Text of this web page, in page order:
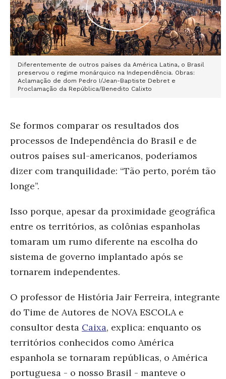
Diferentemente de outros países da América Latina, o Brasil
preservou o regime monárquico na Independência. Obras:
Aclamação de dom Pedro I/Jean-Baptiste Debret e
Proclamação da República/Benedito Calixto
Se formos comparar os resultados dos
processos de Independência do Brasil e de
outros países sul-americanos, poderíamos
dizer com tranquilidade: “Tão perto, porém tão
longe”.
Isso porque, apesar da proximidade geográfica
entre os territórios, as colônias espanholas
tomaram um rumo diferente na escolha do
sistema de governo implantado após se
tornarem independentes.
O professor de História Jair Ferreira, integrante
do Time de Autores de NOVA ESCOLA e
consultor desta Caixa, explica: enquanto os
territórios conhecidos como América
espanhola se tornaram repúblicas, o América
portuguesa - o nosso Brasil - manteve o